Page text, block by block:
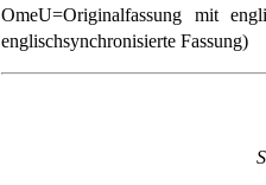
OmeU=Originalfassung mit
englischsynchronisierte Fassung)